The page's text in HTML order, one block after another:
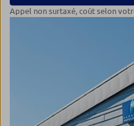
Appel non surtaxé, coût selon